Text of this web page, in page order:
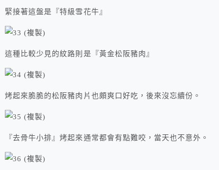
緊接著這盤是『特級雪花牛』
這種比較少見的紋路則是『黃金松阪豬肉』
烤起來脆脆的松阪豬肉片也頗爽口好吃，後來沒忘續份。
『去骨牛小排』烤起來通常都會有點難咬，當天也不意外。